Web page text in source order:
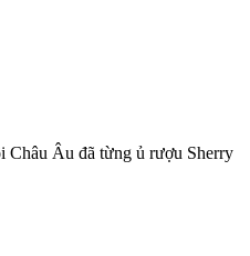
Châu Âu đã từng ủ rượu Sherry